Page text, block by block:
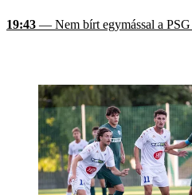
19:43 — Nem bírt egymással a